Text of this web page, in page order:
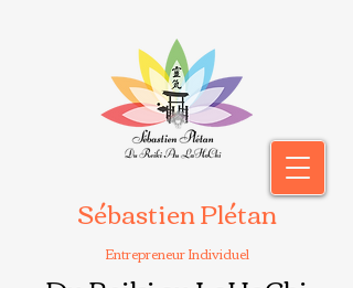
Sébastien Plétan
Entrepreneur Individuel